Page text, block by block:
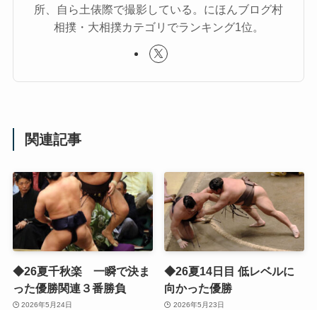
所、自ら土俵際で撮影している。にほんブログ村
相撲・大相撲カテゴリでランキング1位。
関連記事
◆26夏千秋楽 一瞬で決ま
った優勝関連３番勝負
2026年5月24日
◆26夏14日目 低レベルに
向かった優勝
2026年5月23日